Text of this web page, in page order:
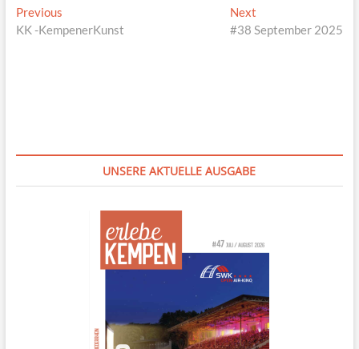
Beitragsnavigation
PreviousPrevious
post:
KK -KempenerKunst
Next
post:
#38 September 2025
UNSERE AKTUELLE AUSGABE